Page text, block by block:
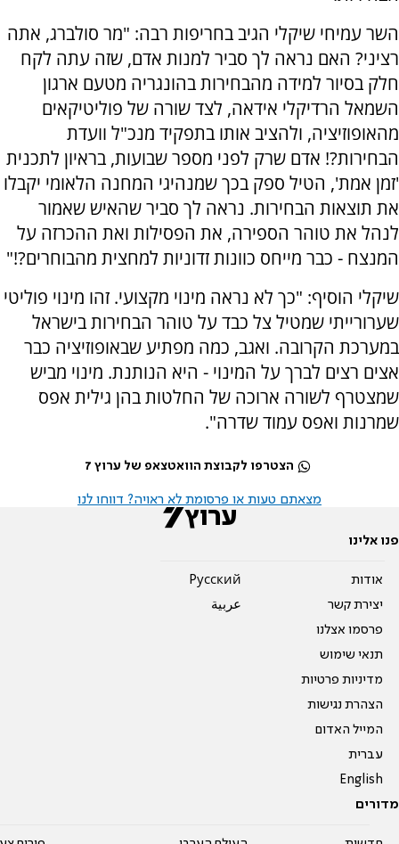
השר עמיחי שיקלי הגיב בחריפות רבה: "מר סולברג, אתה
רציני? האם נראה לך סביר למנות אדם, שזה עתה לקח
חלק בסיור למידה מהבחירות בהונגריה מטעם ארגון
השמאל הרדיקלי אידאה, לצד שורה של פוליטיקאים
מהאופוזיציה, ולהציב אותו בתפקיד מנכ"ל וועדת
הבחירות?! אדם שרק לפני מספר שבועות, בראיון לתכנית
'זמן אמת', הטיל ספק בכך שמנהיגי המחנה הלאומי יקבלו
את תוצאות הבחירות. נראה לך סביר שהאיש שאמור
לנהל את טוהר הספירה, את הפסילות ואת ההכרזה על
המנצח - כבר מייחס כוונות זדוניות למחצית מהבוחרים?!"
שיקלי הוסיף: "כך לא נראה מינוי מקצועי. זהו מינוי פוליטי
שערורייתי שמטיל צל כבד על טוהר הבחירות בישראל
במערכת הקרובה. ואגב, כמה מפתיע שבאופוזיציה כבר
אצים רצים לברך על המינוי - היא הנותנת. מינוי מביש
שמצטרף לשורה ארוכה של החלטות בהן גילית אפס
שמרנות ואפס עמוד שדרה".
הצטרפו לקבוצת הוואטצאפ של ערוץ 7
מצאתם טעות או פרסומת לא ראויה? דווחו לנו
פנו אלינו
אודות
יצירת קשר
פרסמו אצלנו
תנאי שימוש
מדיניות פרטיות
הצהרת נגישות
המייל האדום
עברית
English
Pусский
عربية
מדורים